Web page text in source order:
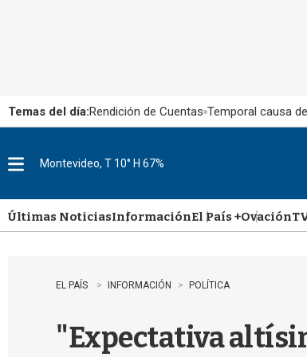
Temas del día:Rendición de Cuentas Temporal causa
u
Montevideo, T 10° H 67%
Últimas NoticiasInformaciónEl País +Ovación
EL PAÍS INFORMACIÓN POLÍTICA
"Expectativa